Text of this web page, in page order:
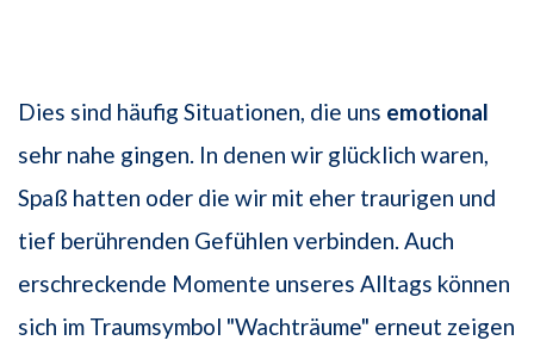
Dies sind häufig Situationen, die uns emotional
sehr nahe gingen. In denen wir glücklich waren,
Spaß hatten oder die wir mit eher traurigen und
tief berührenden Gefühlen verbinden. Auch
erschreckende Momente unseres Alltags können
sich im Traumsymbol "Wachträume" erneut zeigen